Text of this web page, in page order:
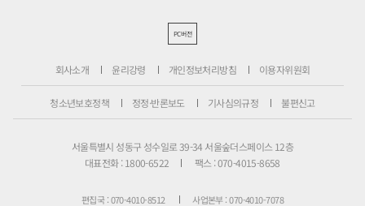
PC버전
회사소개 윤리강령 개인정보처리방침 이용자위원회
청소년보호정책 정정·반론보도 기사심의규정 불편신고
서울특별시 성동구 성수일로 39-34 서울숲더스페이스 12층
대표전화 : 1800-6522
팩스 : 070-4015-8658
편집국 : 070-4010-8512 사업본부 : 070-4010-7078